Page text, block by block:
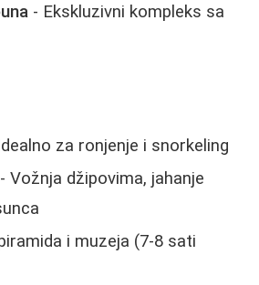
- Ekskluzivni kompleks sa
za ronjenje i snorkeling
- Vožnja džipovima, jahanje
i muzeja (7-8 sati